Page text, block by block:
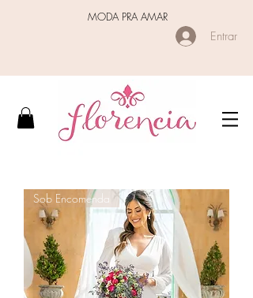
MODA PRA AMAR
Entrar
Sob Encomenda